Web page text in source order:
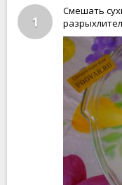
1
Смешать